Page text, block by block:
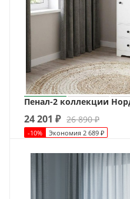
Пенал-2 коллекции
24 201 ₽ 26 890₽
-10% Экономия 2 689 ₽